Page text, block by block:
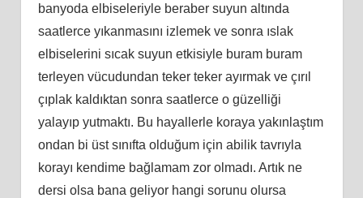
banyoda elbiseleriyle beraber suyun altında
saatlerce yıkanmasını izlemek ve sonra ıslak
elbiselerini sıcak suyun etkisiyle buram buram
terleyen vücudundan teker teker ayırmak ve çırıl
çıplak kaldıktan sonra saatlerce o güzelliği
yalayıp yutmaktı. Bu hayallerle koraya yakınlaştım
ondan bi üst sınıfta olduğum için abilik tavrıyla
korayı kendime bağlamam zor olmadı. Artık ne
dersi olsa bana geliyor hangi sorunu olursa